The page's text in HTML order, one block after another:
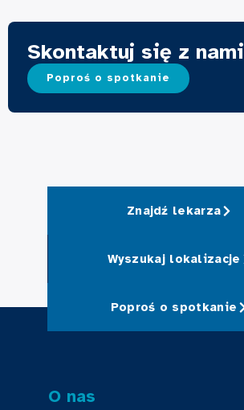
Skontaktuj się z nami
Poproś o spotkanie
Znajdź lekarza
Wyszukaj lokalizacje
Poproś o spotkanie
O nas